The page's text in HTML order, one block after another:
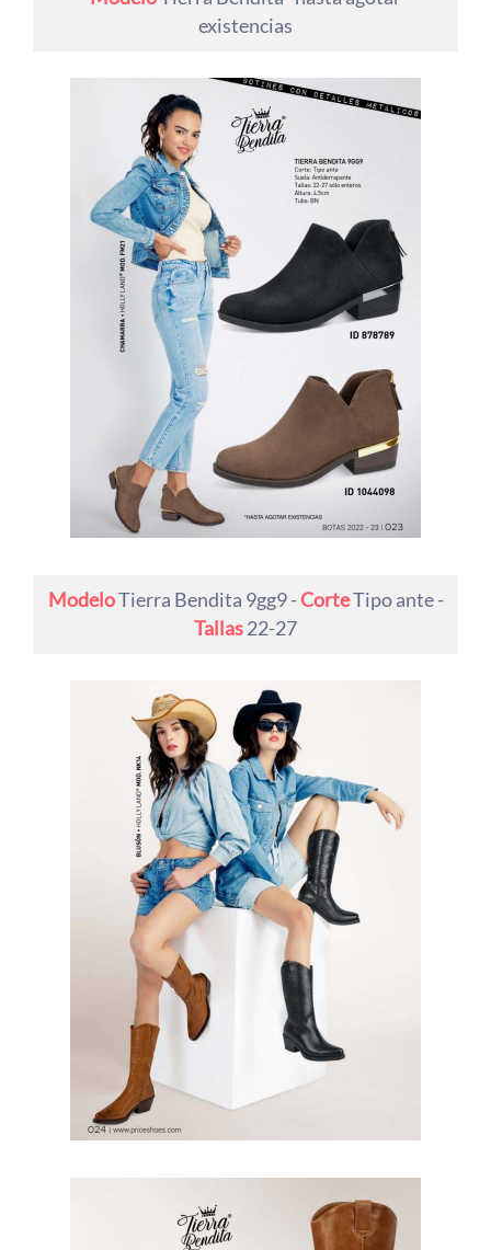
existencias
ModeloTierra Bendita 9gg9 -CorteTipo ante -
Tallas22-27